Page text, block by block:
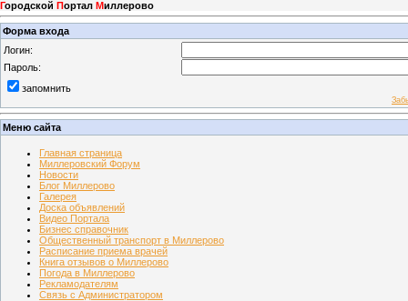
Городской Портал Миллерово
Форма входа
Логин:
Пароль:
запомнить
Меню сайта
Главная страница
Миллеровский Форум
Новости
Блог Миллерово
Галерея
Доска объявлений
Видео Портала
Бизнес справочник
Общественный транспорт в Миллерово
Расписание приема врачей
Книга отзывов о Миллерово
Погода в Миллерово
Рекламодателям
Связь с Администратором